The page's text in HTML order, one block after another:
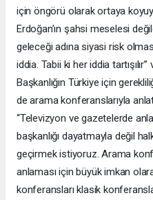
için öngörü olarak ortaya
Erdoğan’ın şahsi meselesi
geleceği adına siyasi risk
iddia. Tabii ki her iddia tartışılır”
Başkanlığın Türkiye için
de arama konferanslarıyla
“Televizyon ve gazetelerde
başkanlığı dayatmayla değil
geçirmek istiyoruz. Arama
anlaması için büyük imkan
konferansları klasik